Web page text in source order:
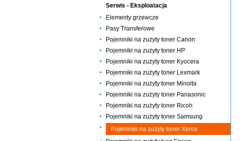
Serwis - Eksploatacja
Elementy grzewcze
Pasy Transferowe
Pojemniki na zużyty toner Canon
Pojemniki na zużyty toner HP
Pojemniki na zużyty toner Kyocera
Pojemniki na zużyty toner Lexmark
Pojemniki na zużyty toner Minolta
Pojemniki na zużyty toner Panasonic
Pojemniki na zużyty toner Ricoh
Pojemniki na zużyty toner Samsung
Pojemniki na zużyty toner Xerox